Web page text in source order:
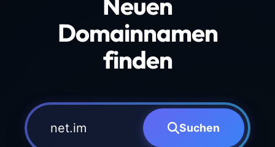
Domainnamen
finden
Suchen